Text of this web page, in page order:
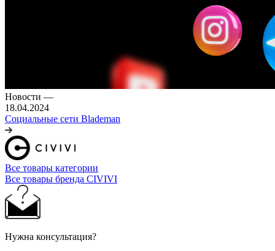
Новости —
18.04.2024
Социальные сети Blademan
Все товары категории
Все товары бренда CIVIVI
Нужна консультация?